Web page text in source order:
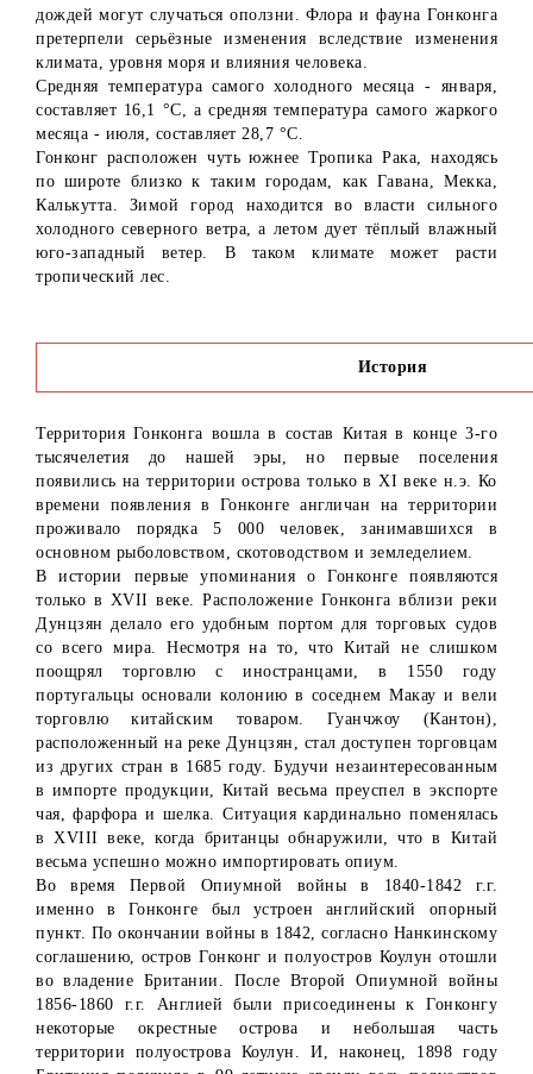
дождей могут случаться оползни. Флора и фауна Гонконга
претерпели серьёзные изменения вследствие изменения
климата, уровня моря и влияния человека.
Средняя температура самого холодного месяца - января,
составляет 16,1 °C, а средняя температура самого жаркого
месяца - июля, составляет 28,7 °C.
Гонконг расположен чуть южнее Тропика Рака, находясь
по широте близко к таким городам, как Гавана, Мекка,
Калькутта. Зимой город находится во власти сильного
холодного северного ветра, а летом дует тёплый влажный
юго-западный ветер. В таком климате может расти
тропический лес.
История
Территория Гонконга вошла в состав Китая в конце 3-го
тысячелетия до нашей эры, но первые поселения
появились на территории острова только в XI веке н.э. Ко
времени появления в Гонконге англичан на территории
проживало порядка 5 000 человек, занимавшихся в
основном рыболовством, скотоводством и земледелием.
В истории первые упоминания о Гонконге появляются
только в XVII веке. Расположение Гонконга вблизи реки
Дунцзян делало его удобным портом для торговых судов
со всего мира. Несмотря на то, что Китай не слишком
поощрял торговлю с иностранцами, в 1550 году
португальцы основали колонию в соседнем Макау и вели
торговлю китайским товаром. Гуанчжоу (Кантон),
расположенный на реке Дунцзян, стал доступен торговцам
из других стран в 1685 году. Будучи незаинтересованным
в импорте продукции, Китай весьма преуспел в экспорте
чая, фарфора и шелка. Ситуация кардинально поменялась
в XVIII веке, когда британцы обнаружили, что в Китай
весьма успешно можно импортировать опиум.
Во время Первой Опиумной войны в 1840-1842 г.г.
именно в Гонконге был устроен английский опорный
пункт. По окончании войны в 1842, согласно Нанкинскому
соглашению, остров Гонконг и полуостров Коулун отошли
во владение Британии. После Второй Опиумной войны
1856-1860 г.г. Англией были присоединены к Гонконгу
некоторые окрестные острова и небольшая часть
территории полуострова Коулун. И, наконец, 1898 году